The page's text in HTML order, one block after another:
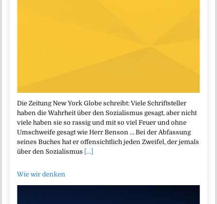
Die Zeitung New York Globe schreibt: Viele Schriftsteller
haben die Wahrheit über den Sozialismus gesagt, aber nicht
viele haben sie so rassig und mit so viel Feuer und ohne
Umschweife gesagt wie Herr Benson … Bei der Abfassung
seines Buches hat er offensichtlich jeden Zweifel, der jemals
über den Sozialismus [...]
Wie wir denken